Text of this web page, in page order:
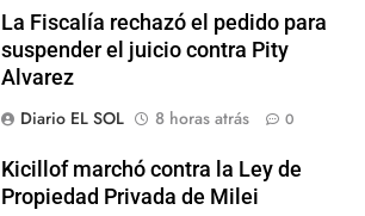
La Fiscalía rechazó el pedido para
suspender el juicio contra Pity
Alvarez
Diario EL SOL
8 horas atrás 0
Kicillof marchó contra la Ley de
Propiedad Privada de Milei